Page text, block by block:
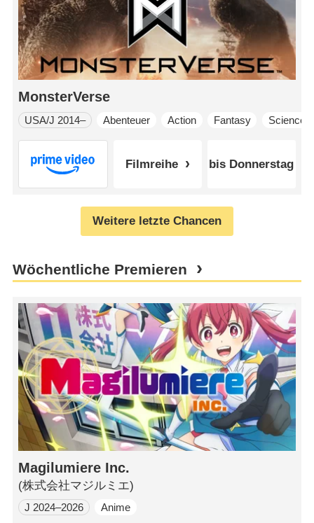
MonsterVerse
USA/J 2014– Abenteuer Action Fantasy Science-
Filmreihe bis Donnerstag
Weitere letzte Chancen
Wöchentliche Premieren
Magilumiere Inc.
(株式会社マジルミエ)
J 2024–2026 Anime